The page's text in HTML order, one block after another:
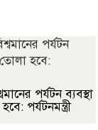
পর্যটন ব্যবস্থা
পর্যটনমন্ত্রী